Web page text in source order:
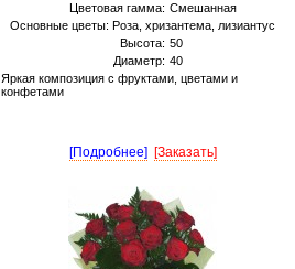
Цветовая гамма: Смешанная
Основные цветы: Роза, хризантема, лизиантус
Высота: 50
Диаметр: 40
Яркая композиция с фруктами, цветами и
конфетами
[Подробнее] [Заказать]